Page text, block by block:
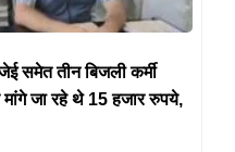
जेई समेत तीन बिजली कर्मी
जा रहे थे 15 हजार रुपये,